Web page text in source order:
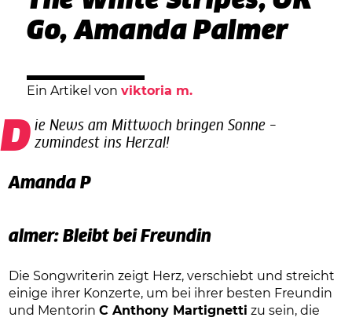
Go, Amanda Palmer
Ein Artikel von viktoria m.
Die News am Mittwoch bringen Sonne – zumindest ins Herzal!
Amanda P
almer: Bleibt bei Freundin
Die Songwriterin zeigt Herz, verschiebt und streicht
einige ihrer Konzerte, um bei ihrer besten Freundin
und MentorinC Anthony Martignetti zu sein, die